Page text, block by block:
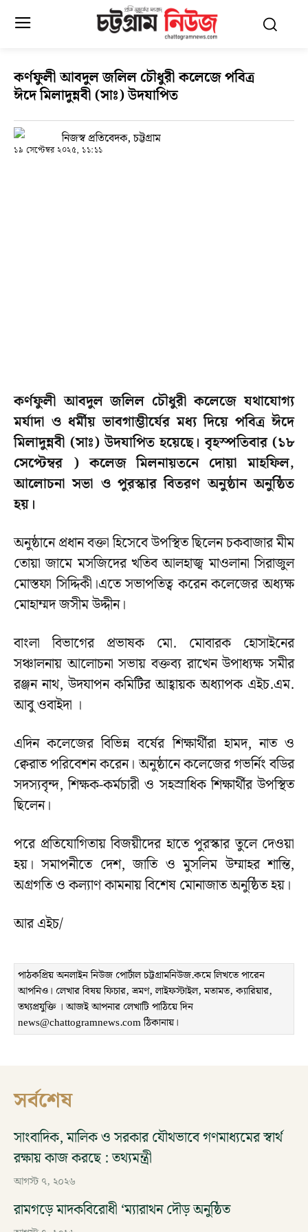
কর্ণফুলী আবদুল জলিল চৌধুরী কলেজে পবিত্র
ঈদে মিলাদুন্নবী (সাঃ) উদযাপিত
নিজস্ব প্রতিবেদক, চট্টগ্রাম
১৯ সেপ্টেম্বর ২০২৫, ১১:১১
কর্ণফুলী আবদুল জলিল চৌধুরী কলেজে যথাযোগ্য
মর্যাদা ও ধর্মীয় ভাবগাম্ভীর্যের মধ্য দিয়ে পবিত্র ঈদে
মিলাদুন্নবী (সাঃ) উদযাপিত হয়েছে। বৃহস্পতিবার (১৮
সেপ্টেম্বর ) কলেজ মিলনায়তনে দোয়া মাহফিল,
আলোচনা সভা ও পুরস্কার বিতরণ অনুষ্ঠান অনুষ্ঠিত
হয়।
অনুষ্ঠানে প্রধান বক্তা হিসেবে উপস্থিত ছিলেন চকবাজার মীম
তোয়া জামে মসজিদের খতিব আলহাজ্ব মাওলানা সিরাজুল
মোস্তফা সিদ্দিকী।এতে সভাপতিত্ব করেন কলেজের অধ্যক্ষ
মোহাম্মদ জসীম উদ্দীন।
বাংলা বিভাগের প্রভাষক মো. মোবারক হোসাইনের
সঞ্চালনায় আলোচনা সভায় বক্তব্য রাখেন উপাধ্যক্ষ সমীর
রঞ্জন নাথ, উদযাপন কমিটির আহ্বায়ক অধ্যাপক এইচ.এম.
আবু ওবাইদা ।
এদিন কলেজের বিভিন্ন বর্ষের শিক্ষার্থীরা হামদ, নাত ও
ক্বেরাত পরিবেশন করেন। অনুষ্ঠানে কলেজের গভর্নিং বডির
সদস্যবৃন্দ, শিক্ষক-কর্মচারী ও সহস্রাধিক শিক্ষার্থীর উপস্থিত
ছিলেন।
পরে প্রতিযোগিতায় বিজয়ীদের হাতে পুরস্কার তুলে দেওয়া
হয়। সমাপনীতে দেশ, জাতি ও মুসলিম উম্মাহর শান্তি,
অগ্রগতি ও কল্যাণ কামনায় বিশেষ মোনাজাত অনুষ্ঠিত হয়।
আর এইচ/
পাঠকপ্রিয় অনলাইন নিউজ পোর্টাল চট্টগ্রামনিউজ.কমে লিখতে পারেন
আপনিও। লেখার বিষয় ফিচার, ভ্রমণ, লাইফস্টাইল, মতামত, ক্যারিয়ার,
তথ্যপ্রযুক্তি । আজই আপনার লেখাটি পাঠিয়ে দিন
news@chattogramnews.com ঠিকানায়।
সর্বশেষ
সাংবাদিক, মালিক ও সরকার যৌথভাবে গণমাধ্যমের স্বার্থ
রক্ষায় কাজ করছে : তথ্যমন্ত্রী
আগস্ট ৭, ২০২৬
রামগড়ে মাদকবিরোধী ‘ম্যারাথন দৌড় অনুষ্ঠিত